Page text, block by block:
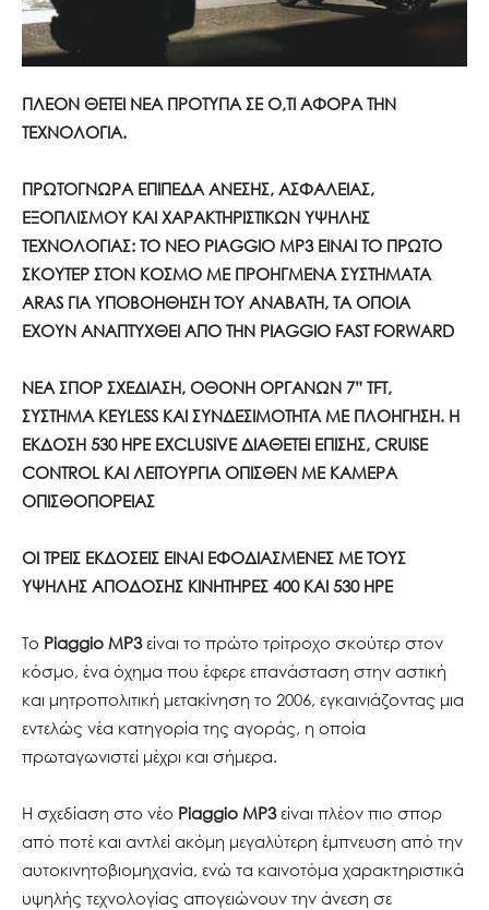
ΠΛΕΟΝ ΘΕΤΕΙ ΝΕΑ ΠΡΟΤΥΠΑ ΣΕ Ο,ΤΙ ΑΦΟΡΑ ΤΗΝ
ΤΕΧΝΟΛΟΓΙΑ.
ΠΡΩΤΟΓΝΩΡΑ ΕΠΙΠΕΔΑ ΑΝΕΣΗΣ, ΑΣΦΑΛΕΙΑΣ,
ΕΞΟΠΛΙΣΜΟΥ ΚΑΙ ΧΑΡΑΚΤΗΡΙΣΤΙΚΩΝ ΥΨΗΛΗΣ
ΤΕΧΝΟΛΟΓΙΑΣ: ΤΟ ΝΕΟ PIAGGIO MP3 ΕΙΝΑΙ ΤΟ ΠΡΩΤΟ
ΣΚΟΥΤΕΡ ΣΤΟΝ ΚΟΣΜΟ ΜΕ ΠΡΟΗΓΜΕΝΑ ΣΥΣΤΗΜΑΤΑ
ARAS ΓΙΑ ΥΠΟΒΟΗΘΗΣΗ ΤΟΥ ΑΝΑΒΑΤΗ, ΤΑ ΟΠΟΙΑ
ΕΧΟΥΝ ΑΝΑΠΤΥΧΘΕΙ ΑΠΟ ΤΗΝ PIAGGIO FAST FORWARD
ΝΕΑ ΣΠΟΡ ΣΧΕΔΙΑΣΗ, ΟΘΟΝΗ ΟΡΓΑΝΩΝ 7” TFT,
ΣΥΣΤΗΜΑ KEYLESS ΚΑΙ ΣΥΝΔΕΣΙΜΟΤΗΤΑ ΜΕ ΠΛΟΗΓΗΣΗ. Η
ΕΚΔΟΣΗ 530 HPE EXCLUSIVEΔΙΑΘΕΤΕΙ ΕΠΙΣΗΣ, CRUISE
CONTROL ΚΑΙ ΛΕΙΤΟΥΡΓΙΑ ΟΠΙΣΘΕΝ ΜΕ ΚΑΜΕΡΑ
ΟΠΙΣΘΟΠΟΡΕΙΑΣ
ΟΙ ΤΡΕΙΣ ΕΚΔΟΣΕΙΣ ΕΙΝΑΙ ΕΦΟΔΙΑΣΜΕΝΕΣ ΜΕ ΤΟΥΣ
ΥΨΗΛΗΣ ΑΠΟΔΟΣΗΣ ΚΙΝΗΤΗΡΕΣ 400 ΚΑΙ 530 HPE
Το Piaggio MP3είναι το πρώτο τρίτροχο σκούτερ στον
κόσμο, ένα όχημα που έφερε επανάσταση στην αστική
και μητροπολιτική μετακίνηση το 2006, εγκαινιάζοντας μια
εντελώς νέα κατηγορία της αγοράς, η οποία
πρωταγωνιστεί μέχρι και σήμερα.
Η σχεδίαση στο νέο Piaggio MP3είναι πλέον πιο σπορ
από ποτέ και αντλεί ακόμη μεγαλύτερη έμπνευση από την
αυτοκινητοβιομηχανία, ενώ τα καινοτόμα χαρακτηριστικά
υψηλής τεχνολογίας απογειώνουν την άνεση σε